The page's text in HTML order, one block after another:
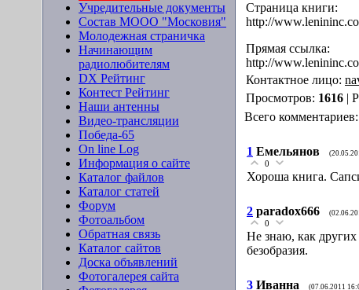
Учредительные документы
Состав МООО "Московия"
Молодежная страничка
Начинающим
радиолюбителям
DX Рейтинг
Контест Рейтинг
Наши антенны
Видео-трансляции
Победа-65
On line Log
Информация о сайте
Каталог файлов
Каталог статей
Форум
Фотоальбом
Обратная связь
Каталог сайтов
Доска объявлений
Фотогалерея сайта
Страница книги:
http://
Прямая ссылка:
http://
Контактное лицо:
Просмотров: 1616 |
Всего комментариев:
1 Емельянов
0
Хороша книга.
2 paradox666
0
Не знаю, как других
безобразия.
3 Иванна (07.06.2011